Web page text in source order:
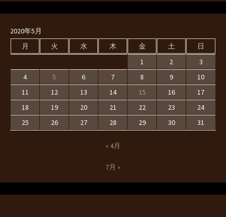
2020年5月
月
火 水 木 金 土
日
1
2
3
4
5 6 7 8 9
10
11
12 13 14 15 16
17
18
19 20 21 22 23
24
25
26 27 28 29 30 31
« 4月
7月 »